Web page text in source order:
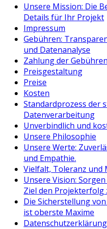
Unsere Mission: Die
Details für Ihr Projekt
Impressum
Gebühren:
und Datenanalyse
Zahlung der Gebühren
Preisgestaltung
Preise
Kosten
Standardprozess der
Datenverarbeitung
Unverbindlich und
Unsere Philosophie
Unsere Werte:
und Empathie.
Vielfalt, Toleranz und
Unsere Vision:
Ziel den Projekterfolg
Die Sicherstellung
ist oberste Maxime
Datenschutzerklärung